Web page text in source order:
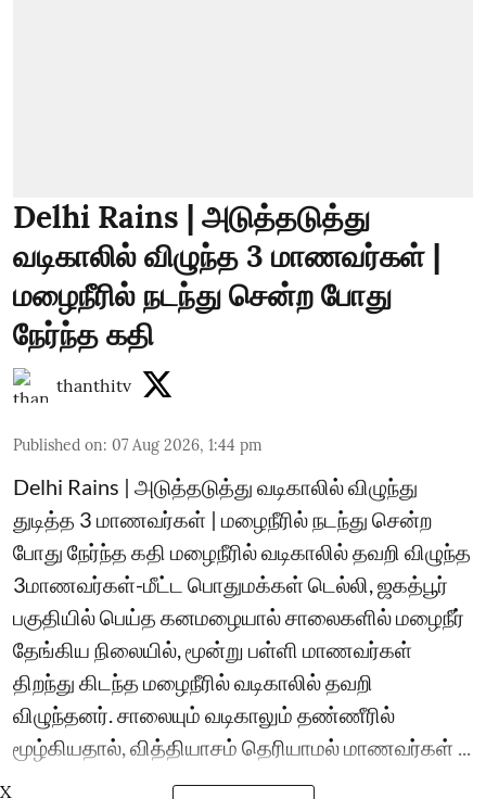
Delhi Rains | அடுத்தடுத்து
வடிகாலில் விழுந்த 3 மாணவர்கள் |
மழைநீரில் நடந்து சென்ற போது
நேர்ந்த கதி
thanthitv
Published on: 07 Aug 2026, 1:44 pm
Delhi Rains | அடுத்தடுத்து வடிகாலில் விழுந்து
துடித்த 3 மாணவர்கள் | மழைநீரில் நடந்து சென்ற
போது நேர்ந்த கதி மழைநீரில் வடிகாலில் தவறி விழுந்த
3மாணவர்கள்-மீட்ட பொதுமக்கள் டெல்லி, ஜகத்பூர்
பகுதியில் பெய்த கனமழையால் சாலைகளில் மழைநீர்
தேங்கிய நிலையில், மூன்று பள்ளி மாணவர்கள்
திறந்து கிடந்த மழைநீரில் வடிகாலில் தவறி
விழுந்தனர். சாலையும் வடிகாலும் தண்ணீரில்
மூழ்கியதால், வித்தியாசம் தெரியாமல் மாணவர்கள் ...
X